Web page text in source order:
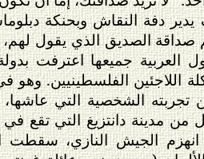
يدير دفة النقاش وبحنكة
الصديق الذي يقول لهم،
العربية جميعها اعترفت
الفلسطينيين. وهو
في الأصل من مدينة دانتزيغ
انهزم الجيش النازي،